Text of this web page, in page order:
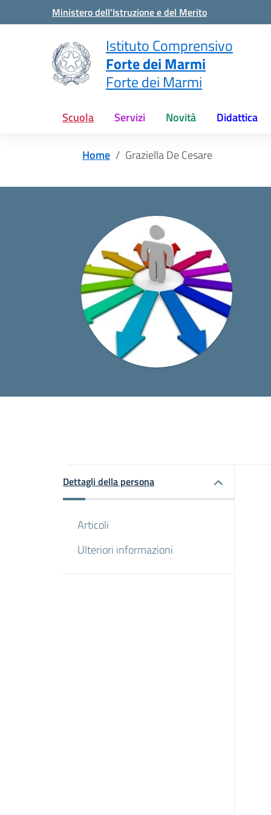
Vai ai contenuti
Vai al menu di navigazione
Ministero dell'Istruzione e del Merito
Istituto Comprensivo
Forte dei Marmi
Forte dei Marmi
Scuola Servizi Novità Didattica
Home Graziella De Cesare
Dettagli della persona
Articoli
Ulteriori informazioni